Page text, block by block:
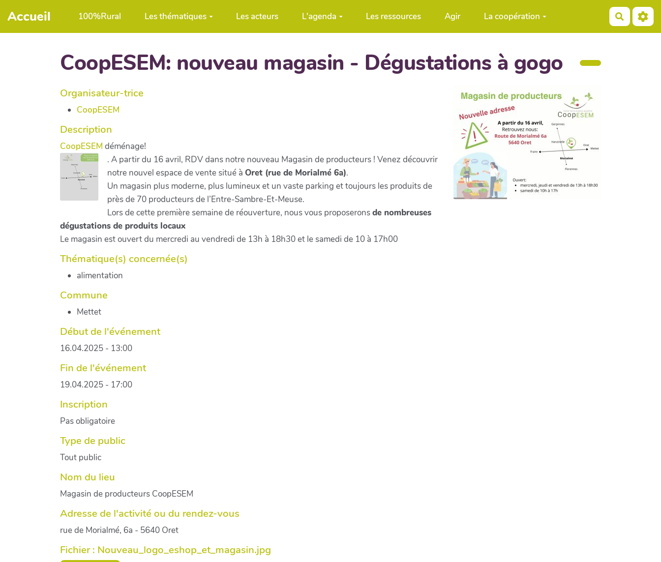
Aller au contenu principal
Accueil 100%Rural Les thématiques Les acteurs L'agenda Les ressources Agir La coopération
CoopESEM: nouveau magasin - Dégustations à gogo
Organisateur-trice
CoopESEM
Description
CoopESEM déménage!
. A partir du 16 avril, RDV dans notre nouveau Magasin de producteurs ! Venez découvrir
notre nouvel espace de vente situé à Oret (rue de Morialmé 6a).
Un magasin plus moderne, plus lumineux et un vaste parking et toujours les produits de
près de 70 producteurs de l’Entre-Sambre-Et-Meuse.
Lors de cette première semaine de réouverture, nous vous proposeronsde nombreuses
dégustations de produits locaux
Le magasin est ouvert du mercredi au vendredi de 13h à 18h30 et le samedi de 10 à 17h00
Thématique(s) concernée(s)
alimentation
Commune
Mettet
Début de l'événement
16.04.2025 - 13:00
Fin de l'événement
19.04.2025 - 17:00
Inscription
Pas obligatoire
Type de public
Tout public
Nom du lieu
Magasin de producteurs CoopESEM
Adresse de l'activité ou du rendez-vous
rue de Morialmé, 6a - 5640 Oret
Fichier : Nouveau_logo_eshop_et_magasin.jpg